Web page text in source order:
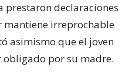
prestaron declaraciones
mantiene irreprochable
asimismo que el joven
obligado por su madre.